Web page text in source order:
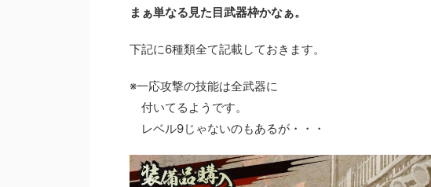
まぁ単なる見た目武器枠かなぁ。
下記に6種類全て記載しておきます。
※一応攻撃の技能は全武器に
付いてるようです。
レベル9じゃないのもあるが・・・